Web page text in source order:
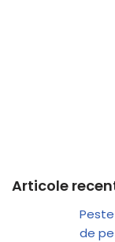
Articole
de